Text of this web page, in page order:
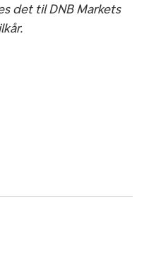
det til DNB Markets